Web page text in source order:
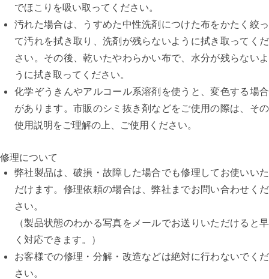
でほこりを吸い取ってください。
汚れた場合は、うすめた中性洗剤につけた布をかたく絞っ
て汚れを拭き取り、洗剤が残らないように拭き取ってくだ
さい。その後、乾いたやわらかい布で、水分が残らないよ
うに拭き取ってください。
化学ぞうきんやアルコール系溶剤を使うと、変色する場合
があります。市販のシミ抜き剤などをご使用の際は、その
使用説明をご理解の上、ご使用ください。
修理について
弊社製品は、破損・故障した場合でも修理してお使いいた
だけます。修理依頼の場合は、弊社までお問い合わせくだ
さい。
（製品状態のわかる写真をメールでお送りいただけると早
く対応できます。）
お客様での修理・分解・改造などは絶対に行わないでくだ
さい。